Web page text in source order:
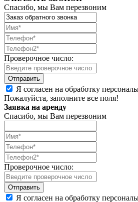
Спасибо, мы Вам перезвоним
Проверочное число:
Я согласен на обработку
Пожалуйста, заполните все поля!
Заявка на аренду
Спасибо, мы Вам перезвоним
Проверочное число:
Я согласен на обработку